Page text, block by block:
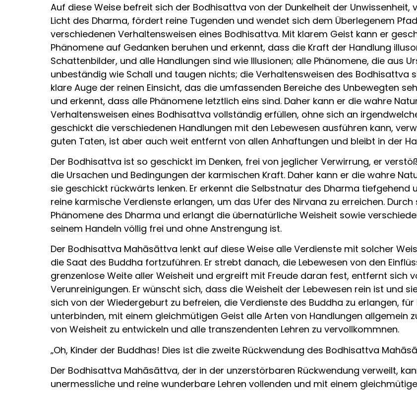
Auf diese Weise befreit sich der Bodhisattva von der Dunkelheit der
Licht des Dharma, fördert reine Tugenden und wendet sich dem Überlegenem
verschiedenen Verhaltensweisen eines Bodhisattva. Mit klarem Geist kann er
Phänomene auf Gedanken beruhen und erkennt, dass die Kraft der Handlung
Schattenbilder, und alle Handlungen sind wie Illusionen; alle Phänomene, die aus
unbeständig wie Schall und taugen nichts; die Verhaltensweisen des Bodhisattva
klare Auge der reinen Einsicht, das die umfassenden Bereiche des Unbewegten
und erkennt, dass alle Phänomene letztlich eins sind. Daher kann er die wahre
Verhaltensweisen eines Bodhisattva vollständig erfüllen, ohne sich an
geschickt die verschiedenen Handlungen mit den Lebewesen ausführen kann,
guten Taten, ist aber auch weit entfernt von allen Anhaftungen und bleibt in der
Der Bodhisattva ist so geschickt im Denken, frei von jeglicher Verwirrung, er
die Ursachen und Bedingungen der karmischen Kraft. Daher kann er die wahre
sie geschickt rückwärts lenken. Er erkennt die Selbstnatur des Dharma
reine karmische Verdienste erlangen, um das Ufer des Nirvana zu erreichen.
Phänomene des Dharma und erlangt die übernatürliche Weisheit sowie
seinem Handeln völlig frei und ohne Anstrengung ist.
Der Bodhisattva Mahāsāttva lenkt auf diese Weise alle Verdienste mit solcher
die Saat des Buddha fortzuführen. Er strebt danach, die Lebewesen von den
grenzenlose Weite aller Weisheit und ergreift mit Freude daran fest, entfernt sich
Verunreinigungen. Er wünscht sich, dass die Weisheit der Lebewesen rein ist und
sich von der Wiedergeburt zu befreien, die Verdienste des Buddha zu erlangen,
unterbinden, mit einem gleichmütigen Geist alle Arten von Handlungen allgemein
von Weisheit zu entwickeln und alle transzendenten Lehren zu vervollkommnen.
„Oh, Kinder der Buddhas! Dies ist die zweite Rückwendung des Bodhisattva
Der Bodhisattva Mahāsāttva, der in der unzerstörbaren Rückwendung verweilt,
unermessliche und reine wunderbare Lehren vollenden und mit einem